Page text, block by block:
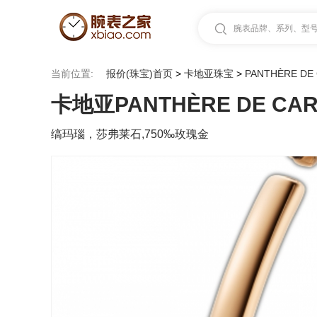
腕表品牌、系列、型
当前位置: 报价(珠宝)首页 > 卡地亚珠宝 > PANTHÈRE
卡地亚PANTHÈRE DE
缟玛瑙，莎弗莱石,750‰玫瑰金